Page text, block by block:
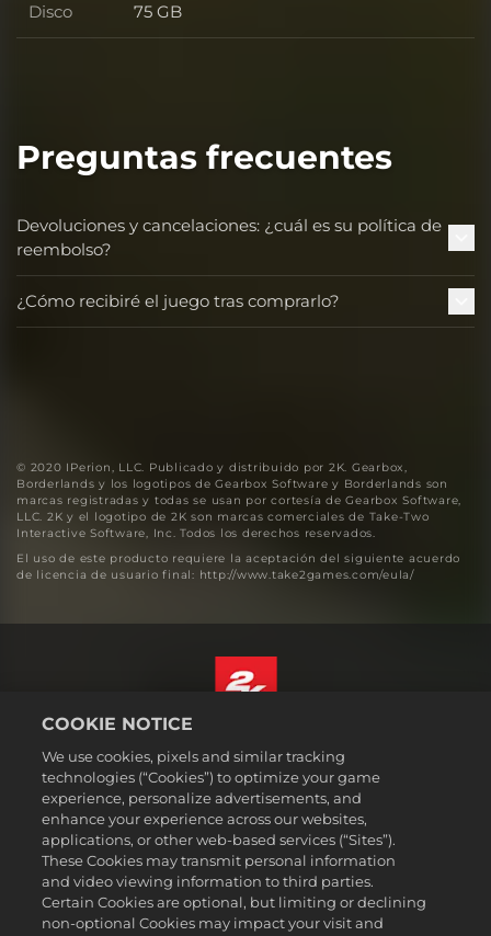
Disco Disco
75 GB
Preguntas frecuentes
Devoluciones y cancelaciones: ¿cuál es su política de
reembolso?
¿Cómo recibiré el juego tras comprarlo?
© 2020 IPerion, LLC. Publicado y distribuido por 2K. Gearbox,
Borderlands y los logotipos de Gearbox Software y Borderlands son
marcas registradas y todas se usan por cortesía de Gearbox Software,
LLC. 2K y el logotipo de 2K son marcas comerciales de Take-Two
Interactive Software, Inc. Todos los derechos reservados.
El uso de este producto requiere la aceptación del siguiente acuerdo
de licencia de usuario final: http://www.take2games.com/eula/
Aviso legal
Política de privacidad
Política de cookies
Atención al cliente
No vender ni compartir mi información personal
Order Lookup & Refunds
Español (México)
COOKIE NOTICE
We use cookies, pixels and similar tracking
technologies (“Cookies”) to optimize your game
experience, personalize advertisements, and
enhance your experience across our websites,
applications, or other web-based services (“Sites”).
These Cookies may transmit personal information
and video viewing information to third parties.
Certain Cookies are optional, but limiting or declining
non-optional Cookies may impact your visit and